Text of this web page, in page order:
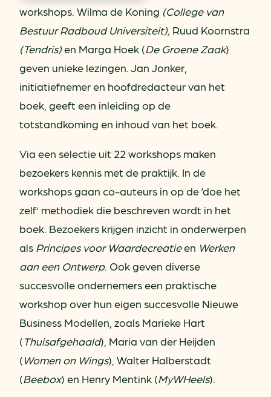
workshops. Wilma de Koning (College van
Bestuur Radboud Universiteit), Ruud Koornstra
(Tendris)en Marga Hoek (De Groene Zaak)
geven unieke lezingen. Jan Jonker,
initiatiefnemer en hoofdredacteur van het
boek, geeft een inleiding op de
totstandkoming en inhoud van het boek.
Via een selectie uit 22 workshops maken
bezoekers kennis met de praktijk. In de
workshops gaan co-auteurs in op de ‘doe het
zelf’ methodiek die beschreven wordt in het
boek. Bezoekers krijgen inzicht in onderwerpen
als Principes voor Waardecreatieen Werken
aan een Ontwerp. Ook geven diverse
succesvolle ondernemers een praktische
workshop over hun eigen succesvolle Nieuwe
Business Modellen, zoals Marieke Hart
(Thuisafgehaald), Maria van der Heijden
(Women on Wings), Walter Halberstadt
(Beebox) en Henry Mentink (MyWHeels).